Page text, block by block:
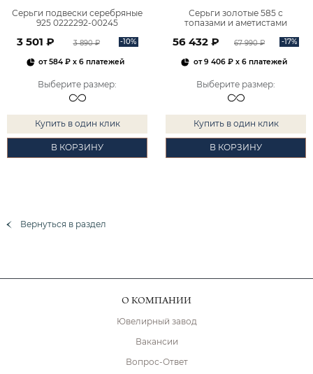
Серьги подвески серебряные
925 0222292-00245
3 501 ₽ 3 890 ₽ -10%
от584 ₽ x 6 платежей
Выберите размер:
Купить в один клик
В КОРЗИНУ
Серьги золотые 585 с
топазами и аметистами
56 432 ₽ 67 990 ₽ -17%
от9 406 ₽x 6 платежей
Выберите размер:
Купить в один клик
В КОРЗИНУ
Вернуться в раздел
О КОМПАНИИ
Ювелирный завод
Вакансии
Вопрос-Ответ